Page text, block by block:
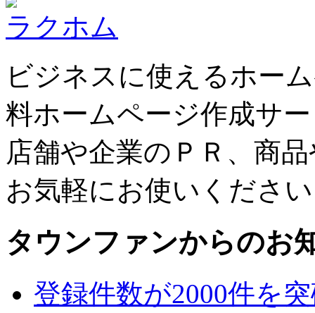
ラクホム
ビジネスに使えるホー
料ホームページ作成サ
店舗や企業のＰＲ、商
お気軽にお使いくださ
タウンファンからのお
登録件数が2000件を